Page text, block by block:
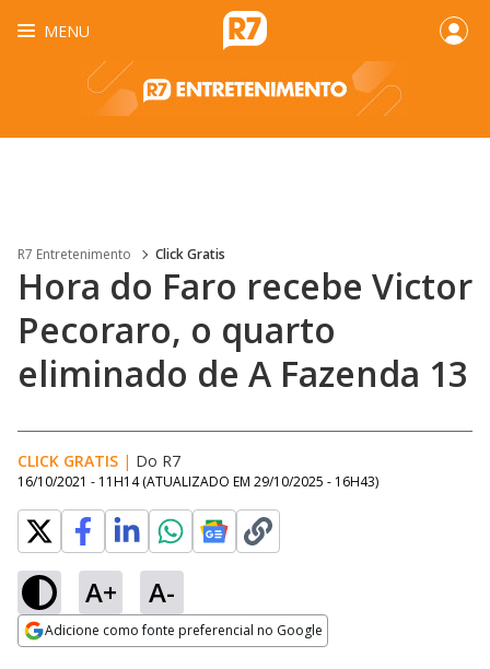
MENU
R7 Entretenimento Click Gratis
Hora do Faro recebe Victor
Pecoraro, o quarto
eliminado de A Fazenda 13
CLICK GRATIS | Do R7
16/10/2021 - 11H14 (ATUALIZADO EM 29/10/2025 - 16H43)
A+ A-
Adicione como fonte preferencial no Google